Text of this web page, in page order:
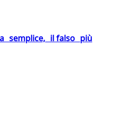
semplice, il falso più